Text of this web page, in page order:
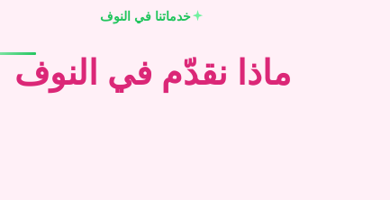
خدماتنا في النوف
ماذا نقدّم في النوف